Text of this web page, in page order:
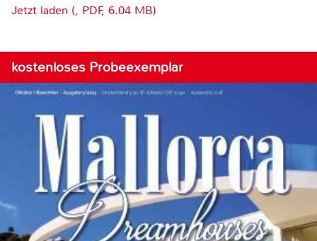
Jetzt laden (, PDF, 6.04 MB)
kostenloses Probeexemplar